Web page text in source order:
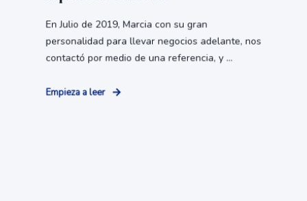
En Julio de 2019, Marcia con su gran
personalidad para llevar negocios adelante, nos
contactó por medio de una referencia, y ...
Empieza a leer